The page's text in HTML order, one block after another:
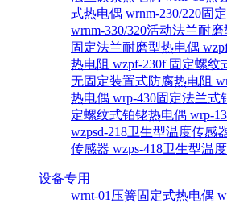
式热电偶 wrnm-230/220固
wrnm-330/320活动法兰耐
固定法兰耐磨型热电偶
热电阻 wzpf-230f 固定螺纹
无固定装置式防腐热电阻
热电偶 wrp-430固定法兰式
定螺纹式铂铑热电偶 wrp-
wzpsd-218卫生型温度传感
传感器 wzps-418卫生型温
设备专用
wrnt-01压簧固定式热电偶